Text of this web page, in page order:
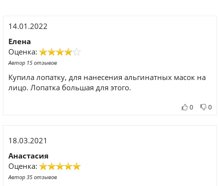
14.01.2022
Елена
Оценка:
Автор 15 отзывов
Купила лопатку, для нанесения альгинатных масок на
лицо. Лопатка большая для этого.
0 0
18.03.2021
Анастасия
Оценка:
Автор 35 отзывов